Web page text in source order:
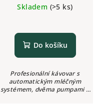
Skladem (>5 ks)
Do košíku
Profesionální kávovar s
automatickým mléčným
systémem, dvěma pumpami a